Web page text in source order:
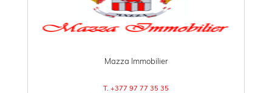
Mazza Immobilier
T. +377 97 77 35 35